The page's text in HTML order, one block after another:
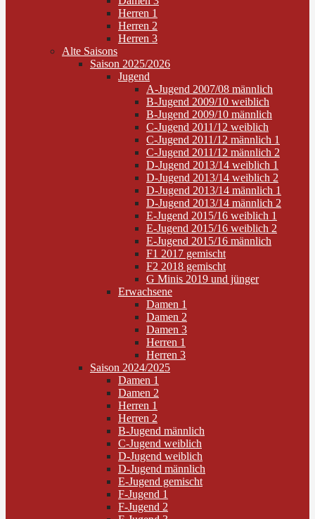
Herren 1
Herren 2
Herren 3
Alte Saisons
Saison 2025/2026
Jugend
A-Jugend 2007/08 männlich
B-Jugend 2009/10 weiblich
B-Jugend 2009/10 männlich
C-Jugend 2011/12 weiblich
C-Jugend 2011/12 männlich 1
C-Jugend 2011/12 männlich 2
D-Jugend 2013/14 weiblich 1
D-Jugend 2013/14 weiblich 2
D-Jugend 2013/14 männlich 1
D-Jugend 2013/14 männlich 2
E-Jugend 2015/16 weiblich 1
E-Jugend 2015/16 weiblich 2
E-Jugend 2015/16 männlich
F1 2017 gemischt
F2 2018 gemischt
G Minis 2019 und jünger
Erwachsene
Damen 1
Damen 2
Damen 3
Herren 1
Herren 3
Saison 2024/2025
Damen 1
Damen 2
Herren 1
Herren 2
B-Jugend männlich
C-Jugend weiblich
D-Jugend weiblich
D-Jugend männlich
E-Jugend gemischt
F-Jugend 1
F-Jugend 2